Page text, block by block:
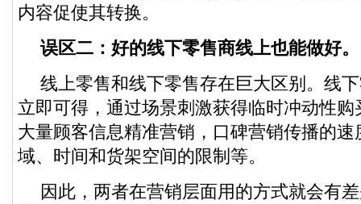
内容促使其转换。
误区二：好的线下零售商线上也能做好。
线上零售和线下零售存在巨大区别。线
立即可得，通过场景刺激获得临时冲动性
大量顾客信息精准营销，口碑营销传播的
域、时间和货架空间的限制等。
因此，两者在营销层面用的方式就会有